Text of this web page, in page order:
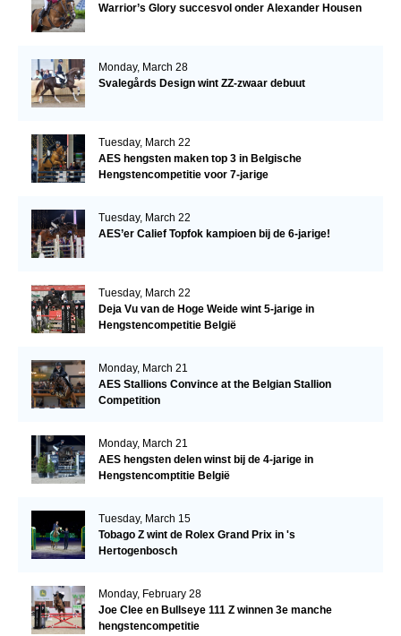
Warrior’s Glory succesvol onder Alexander Housen
Monday, March 28
Svalegårds Design wint ZZ-zwaar debuut
Tuesday, March 22
AES hengsten maken top 3 in Belgische
Hengstencompetitie voor 7-jarige
Tuesday, March 22
AES’er Calief Topfok kampioen bij de 6-jarige!
Tuesday, March 22
Deja Vu van de Hoge Weide wint 5-jarige in
Hengstencompetitie België
Monday, March 21
AES Stallions Convince at the Belgian Stallion
Competition
Monday, March 21
AES hengsten delen winst bij de 4-jarige in
Hengstencomptitie België
Tuesday, March 15
Tobago Z wint de Rolex Grand Prix in 's
Hertogenbosch
Monday, February 28
Joe Clee en Bullseye 111 Z winnen 3e manche
hengstencompetitie